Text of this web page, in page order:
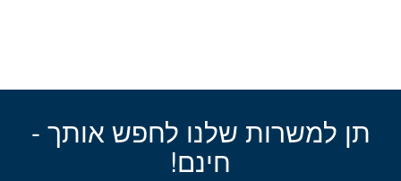
תן למשרות שלנו לחפש אותך -
חינם!